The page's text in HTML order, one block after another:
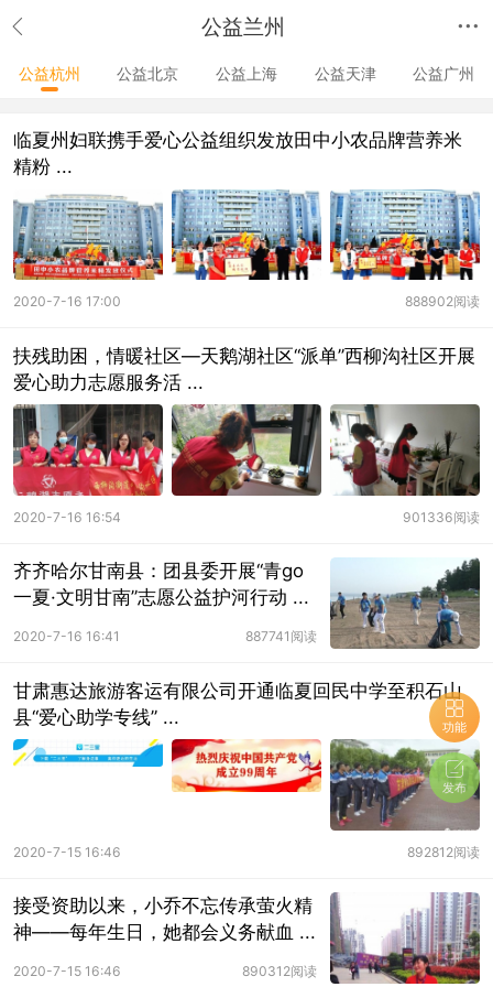
公益兰州
公益杭州 公益北京 公益上海 公益天津 公益广州
临夏州妇联携手爱心公益组织发放田中小农品牌营养米
精粉 ...
888902阅读
2020-7-16 17:00
扶残助困，情暖社区—天鹅湖社区“派单”西柳沟社区开展
爱心助力志愿服务活 ...
901336阅读
2020-7-16 16:54
齐齐哈尔甘南县：团县委开展“青go
一夏·文明甘南”志愿公益护河行动 ...
887741阅读
2020-7-16 16:41
甘肃惠达旅游客运有限公司开通临夏回民中学至积石山
县“爱心助学专线” ...
892812阅读
2020-7-15 16:46
接受资助以来，小乔不忘传承萤火精
神——每年生日，她都会义务献血 ...
890312阅读
2020-7-15 16:46
功能
发布